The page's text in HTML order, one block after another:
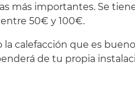
más importantes. Se
50€ y 100€.
calefacción que es
de tu propia